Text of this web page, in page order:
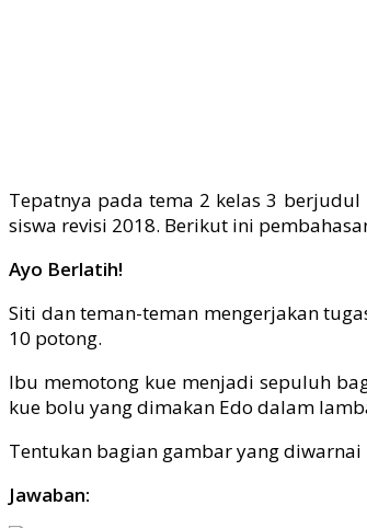
Tepatnya pada tema 2 kelas 3
siswa revisi 2018. Berikut ini
Ayo Berlatih!
Siti dan teman-teman mengerjakan
10 potong.
Ibu memotong kue menjadi sepuluh
kue bolu yang dimakan Edo dalam
Tentukan bagian gambar yang diwarnai
Jawaban: